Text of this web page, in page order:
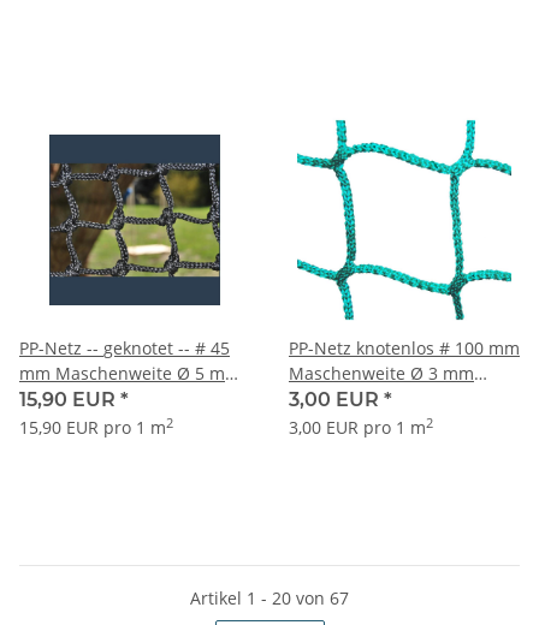
PP-Netz -- geknotet -- # 45
mm Maschenweite Ø 5 mm
Garnstärke, Farbe schwarz
15,90 EUR *
15,90 EUR pro 1 m2
PP-Netz knotenlos # 100 mm
Maschenweite Ø 3 mm
Garnstärke
3,00 EUR *
3,00 EUR pro 1 m2
Artikel 1 - 20 von 67